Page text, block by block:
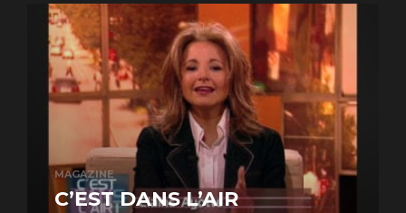
MAGAZINE
C’EST DANS L’AIR